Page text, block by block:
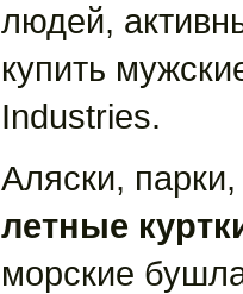
людей,
купить
Industries.
Аляски,
летные
морские